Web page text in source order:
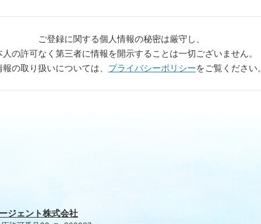
ご登録に関する個人情報の秘密は厳守し、
人の許可なく第三者に情報を開示することは一切ございません。
の取り扱いについては、 プライバシーポリシーをご覧ください。
ジェント株式会社